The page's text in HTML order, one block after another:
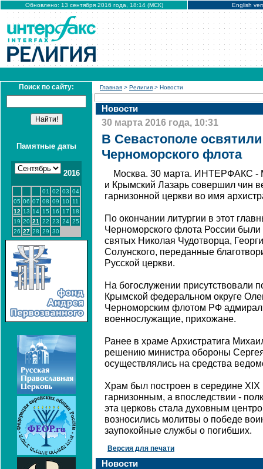
Обновлено: 13 сентября 2016 года, 18:14 (МСК) English
Поиск по сайту:
Памятные даты
2016
01 02 03 04
05 06 07 08 09 10
11
12 13 14 15 16 17
18
19 20 21 22 23 24 25
26 27 28 29 30
Главная > Религия > Новости
Новости
30 марта 2016 года, 10:31
В Севастополе
Черноморского флота
Москва. 30 марта. ИНТЕРФАКС -
и Крымский Лазарь совершил чин
гарнизонной церкви во имя
По окончании литургии в этот
Черноморского флота России
святых Николая Чудотворца,
Солунского, переданные
Русской церкви.
На богослужении присутствовали
Крымской федеральном округе
Черноморским флотом РФ адмирал
военнослужащие, прихожане.
Ранее в храме Архистратига
решению министра обороны
осуществлялись на средства
Храм был построен в середине
гарнизонным, а впоследствии -
эта церковь стала духовным
возносились молитвы о победе
заупокойные службы о погибших.
Версия для печати
Новости